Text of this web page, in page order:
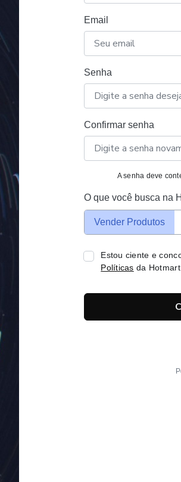
Email
Senha
Confirmar senha
A senha deve
O que você busca na
Vender Produtos
Estou ciente e
Políticas da Hotmart.